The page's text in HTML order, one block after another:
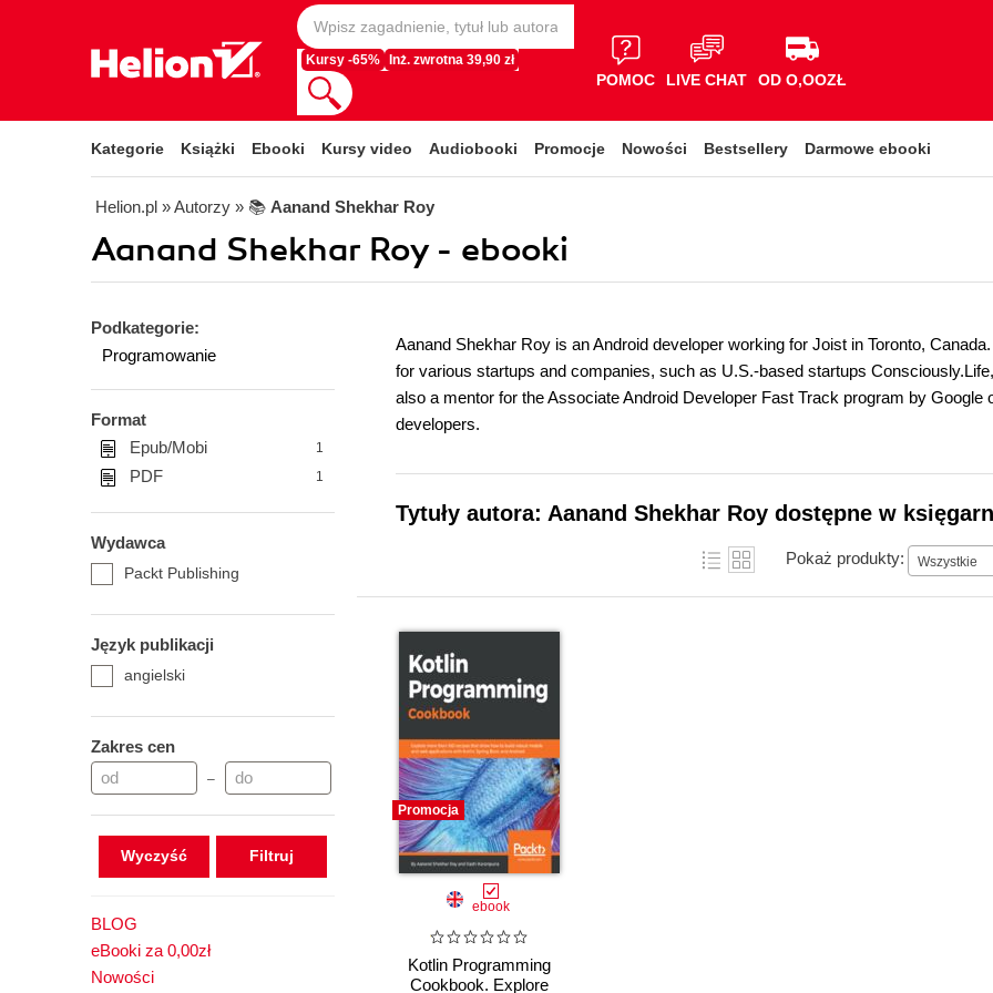
Kursy -65% Inż. zwrotna 39,90 zł
POMOC LIVE CHAT OD O,OOZŁ
Kategorie Książki Ebooki Kursy video Audiobooki Promocje Nowości Bestsellery Darmowe ebooki
Helion.pl » Autorzy » 📚 Aanand Shekhar Roy
Aanand Shekhar Roy - ebooki
Podkategorie:
Programowanie
Format
Epub/Mobi
1
PDF 1
Wydawca
Packt Publishing
Język publikacji
angielski
Zakres cen
–
Wyczyść
BLOG
eBooki za 0,00zł
Nowości
Aanand Shekhar Roy is an Android developer working for Joist in Toronto,
for various startups and companies, such as U.S.-based startups
also a mentor for the Associate Android Developer Fast Track program by
developers.
Tytuły autora: Aanand Shekhar Roy dostępne w
Pokaż produkty: Wszystkie
Promocja
ebook
Kotlin Programming
Cookbook. Explore